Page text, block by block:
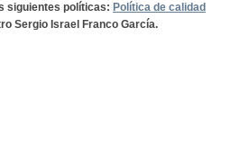
siguientes políticas: Política de calidad
Sergio Israel Franco García.